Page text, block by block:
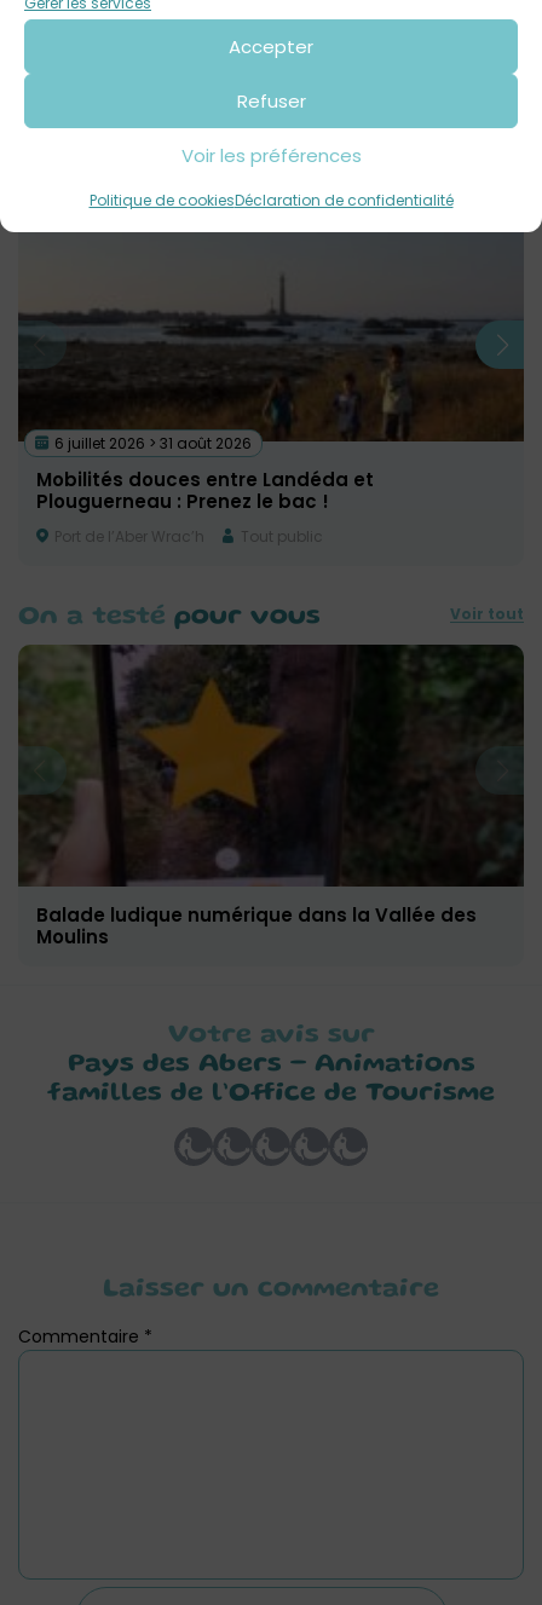
Accepter
Refuser
Voir les préférences
Politique de cookiesDéclaration de confidentialité
Autre sortie incontournable sur le Pays des Abers :
de trains, le musée animé du train miniature
à venir
6 juillet 2026 > 31 août 2026
Mobilités douces entre Landéda et
Plouguerneau : Prenez le bac !
Port de l’Aber Wrac’h Tout public
On a testé pour vous Voir tout
Balade ludique numérique dans la Vallée des
Moulins
Votre avis sur
Pays des Abers – Animations
familles de l’Office de Tourisme
Laisser un commentaire
Commentaire *